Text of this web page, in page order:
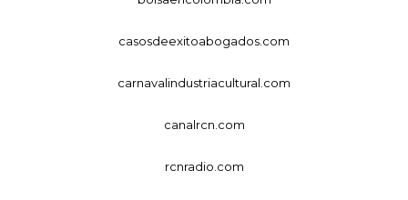
casosdeexitoabogados.com
carnavalindustriacultural.com
canalrcn.com
rcnradio.com